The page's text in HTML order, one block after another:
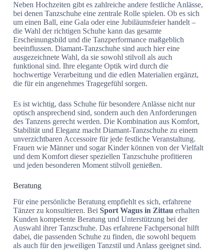
Neben Hochzeiten gibt es zahlreiche andere festliche Anlässe,
bei denen Tanzschuhe eine zentrale Rolle spielen. Ob es sich
um einen Ball, eine Gala oder eine Jubiläumsfeier handelt –
die Wahl der richtigen Schuhe kann das gesamte
Erscheinungsbild und die Tanzperformance maßgeblich
beeinflussen. Diamant-Tanzschuhe sind auch hier eine
ausgezeichnete Wahl, da sie sowohl stilvoll als auch
funktional sind. Ihre elegante Optik wird durch die
hochwertige Verarbeitung und die edlen Materialien ergänzt,
die für ein angenehmes Tragegefühl sorgen.
Es ist wichtig, dass Schuhe für besondere Anlässe nicht nur
optisch ansprechend sind, sondern auch den Anforderungen
des Tanzens gerecht werden. Die Kombination aus Komfort,
Stabilität und Eleganz macht Diamant-Tanzschuhe zu einem
unverzichtbaren Accessoire für jede festliche Veranstaltung.
Frauen wie Männer und sogar Kinder können von der Vielfalt
und dem Komfort dieser speziellen Tanzschuhe profitieren
und jeden besonderen Moment stilvoll genießen.
Beratung
Für eine persönliche Beratung empfiehlt es sich, erfahrene
Tänzer zu konsultieren. Bei Sport Wagus in Zittau erhalten
Kunden kompetente Beratung und Unterstützung bei der
Auswahl ihrer Tanzschuhe. Das erfahrene Fachpersonal hilft
dabei, die passenden Schuhe zu finden, die sowohl bequem
als auch für den jeweiligen Tanzstil und Anlass geeignet sind.